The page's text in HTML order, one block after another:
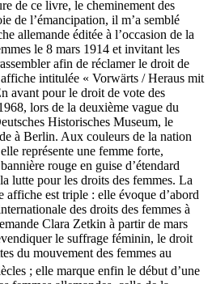
de ce livre, le cheminement des
de l’émancipation, il m’a semblé
allemande éditée à l’occasion de la
le 8 mars 1914 et invitant les
afin de réclamer le droit de
intitulée « Vorwärts / Heraus mit
avant pour le droit de vote des
lors de la deuxième vague du
Historisches Museum, le
à Berlin. Aux couleurs de la nation
représente une femme forte,
rouge en guise d’étendard
lutte pour les droits des femmes. La
affiche est triple : elle évoque d’abord
des droits des femmes à
Clara Zetkin à partir de mars
le suffrage féminin, le droit
du mouvement des femmes au
; elle marque enfin le début d’une